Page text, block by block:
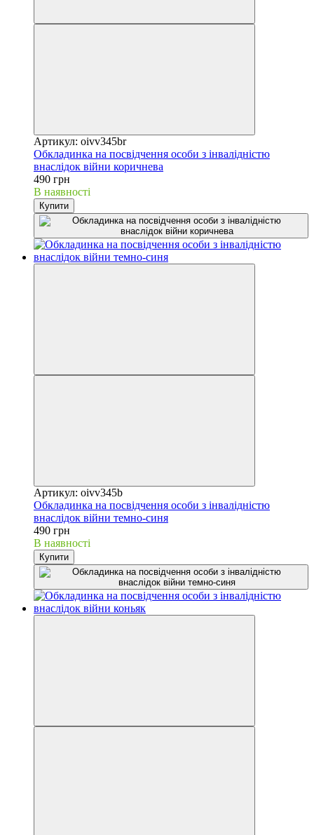
Артикул: oivv345br
Обкладинка на посвідчення особи з інвалідністю
внаслідок війни коричнева
490 грн
В наявності
Купити
Артикул: oivv345b
Обкладинка на посвідчення особи з інвалідністю
внаслідок війни темно-синя
490 грн
В наявності
Купити